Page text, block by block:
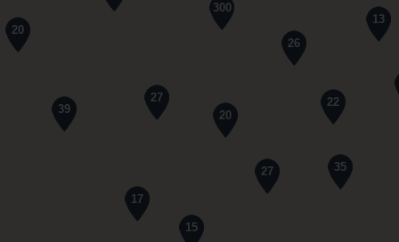
35
27
26
17
20
15
22
300
20
27
39
13